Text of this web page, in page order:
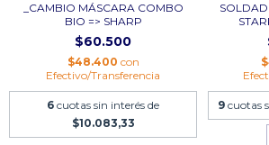
_CAMBIO MÁSCARA COMBO
BIO => SHARP
$60.500
$48.400 con
Efectivo/Transferencia
6 cuotas sin interés de
$10.083,33
9 cuotas